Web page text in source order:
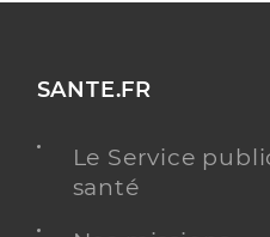
SANTE.FR
Le Service
santé